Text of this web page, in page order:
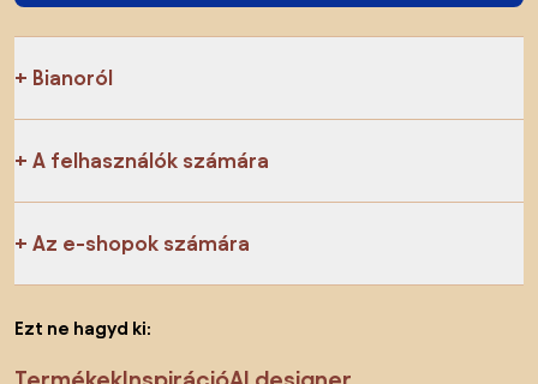
Bianoról
A felhasználók számára
Az e-shopok számára
Ezt ne hagyd ki: